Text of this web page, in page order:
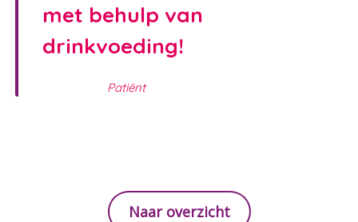
met behulp van
drinkvoeding!
Patiënt
Naar overzicht